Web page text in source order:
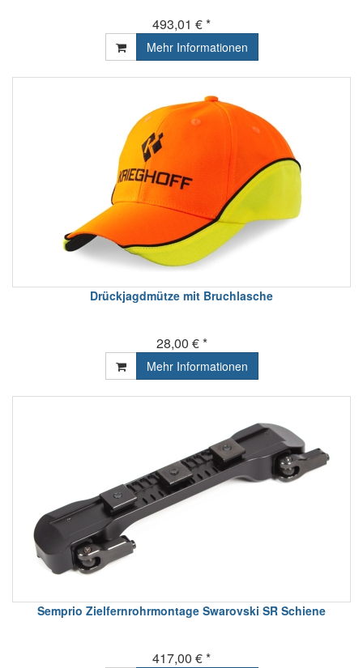
493,01 € *
Mehr Informationen
Drückjagdmütze mit Bruchlasche
28,00 € *
Mehr Informationen
Semprio Zielfernrohrmontage Swarovski SR Schiene
417,00 € *